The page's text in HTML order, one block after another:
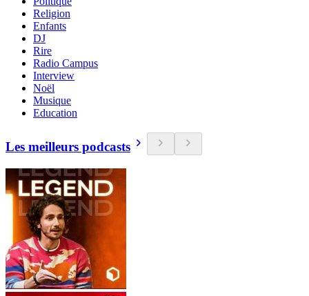
Religion
Enfants
DJ
Rire
Radio Campus
Interview
Noël
Musique
Education
Les meilleurs podcasts